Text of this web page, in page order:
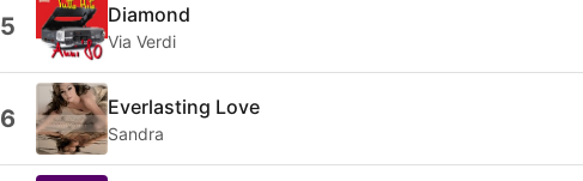
5 Diamond
Via Verdi
6 Everlasting Love
Sandra